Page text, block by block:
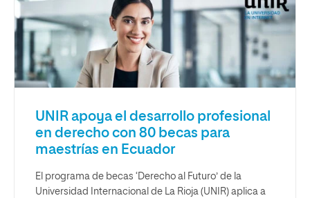
UNIR apoya el desarrollo profesional
en derecho con 80 becas para
maestrías en Ecuador
El programa de becas ‘Derecho al Futuro’ de la
Universidad Internacional de La Rioja (UNIR) aplica a